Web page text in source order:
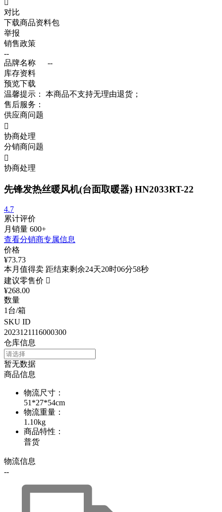
对比
下载商品资料包
举报
销售政策
--
品牌名称
--
库存资料
预览下载
温馨提示：
本商品不支持无理由退货；
售后服务：
供应商问题

协商处理
分销商问题

协商处理
先锋发热丝暖风机(台面取暖器) HN2033RT-22
4.7
累计评价
月销量 600+
查看分销商专属信息
价格
¥73.73
本月值得卖 距结束剩余24天20时06分58秒
建议零售价 
¥268.00
数量
1台/箱
SKU ID
2023121116000300
仓库信息
暂无数据
商品信息
物流尺寸 ：
51*27*54cm
物流重量 ：
1.10kg
商品特性 ：
普货
物流信息
--